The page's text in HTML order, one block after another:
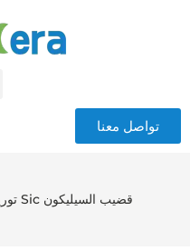
تواصل معنا